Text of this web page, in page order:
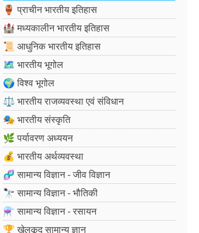
🏺 प्राचीन भारतीय इतिहास
🏰 मध्यकालीन भारतीय इतिहास
📜 आधुनिक भारतीय इतिहास
🗺️ भारतीय भूगोल
🌍 विश्व भूगोल
⚖️ भारतीय राजव्यवस्था एवं संविधान
🎭 भारतीय संस्कृति
🌿 पर्यावरण अध्ययन
💰 भारतीय अर्थव्यवस्था
🧬 सामान्य विज्ञान - जीव विज्ञान
🔭 सामान्य विज्ञान - भौतिकी
⚗️ सामान्य विज्ञान - रसायन
🏆 खेलकूद सामान्य ज्ञान